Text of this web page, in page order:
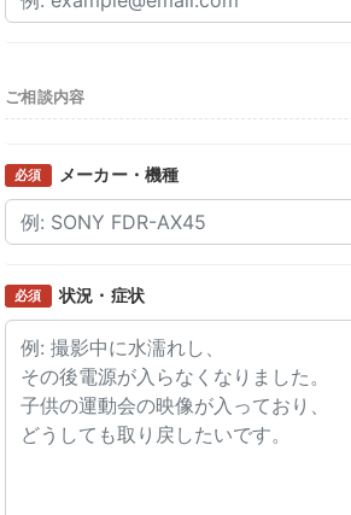
ご相談内容
必須 メーカー・機種
必須 状況・症状